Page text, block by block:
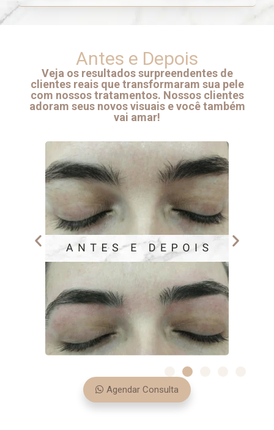
Antes e Depois
Veja os resultados surpreendentes de
clientes reais que transformaram sua pele
com nossos tratamentos. Nossos clientes
adoram seus novos visuais e você também
vai amar!
Agendar Consulta